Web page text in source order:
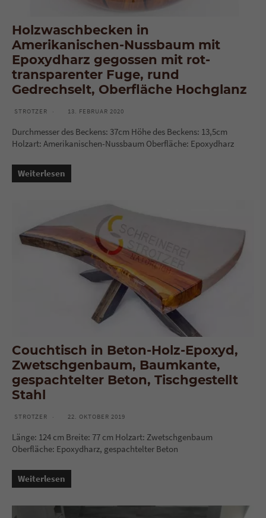
Holzwaschbecken in
Amerikanischen-Nussbaum mit
Epoxydharz gegossen mit rot-
transparenter Fuge, rund
Gedrechselt, Oberfläche Hochglanz
STROTZER 13. FEBRUAR 2020
Durchmesser des Beckens: 37cm Höhe des Beckens: 13,5cm
Holzart: Amerikanischen-Nussbaum Oberfläche: Epoxydharz
Weiterlesen
Couchtisch in Beton-Holz-Epoxyd,
Zwetschgenbaum, Baumkante,
gespachtelter Beton, Tischgestellt
Stahl
STROTZER 22. OKTOBER 2019
Länge: 124 cm Breite: 77 cm Holzart: Zwetschgenbaum
Oberfläche: Epoxydharz, gespachtelter Beton
Weiterlesen